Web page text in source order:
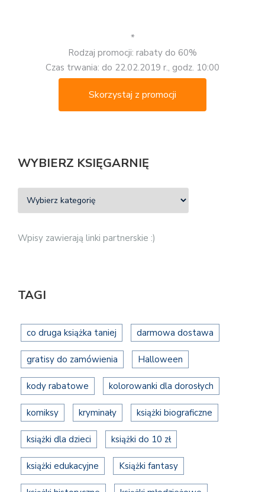
*
Rodzaj promocji: rabaty do 60%
Czas trwania: do 22.02.2019 r., godz. 10:00
Skorzystaj z promocji
WYBIERZ KSIĘGARNIĘ
Wpisy zawierają linki partnerskie :)
TAGI
co druga książka taniej darmowa dostawa
gratisy do zamówienia Halloween
kody rabatowe kolorowanki dla dorosłych
komiksy kryminały książki biograficzne
książki dla dzieci książki do 10 zł
książki edukacyjne Książki fantasy